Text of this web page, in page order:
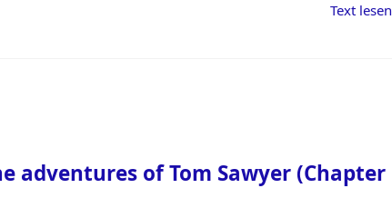
Text lesen
adventures of Tom Sawyer (Chapter